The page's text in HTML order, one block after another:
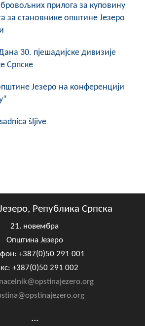
прилога за куповину
за становнике општине Језеро
30. пјешадијске дивизије
Српске
Језеро на конференцији
šljive
Република Српска
21. новембра
Општина Језеро
+387(0)50 291 001
+387(0)50 291 002
nacelnik@opstinajezero.org
...